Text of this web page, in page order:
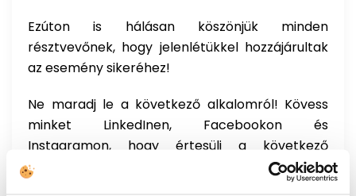
Ezúton is hálásan köszönjük minden
résztvevőnek, hogy jelenlétükkel hozzájárultak
az esemény sikeréhez!
Ne maradj le a következő alkalomról! Kövess
minket LinkedInen, Facebookon és
Instagramon, hogy értesülj a következő
Executive Espresso események időpontjáról! A
jövőben is folytatjuk az AI, az ügyfélélmény, az